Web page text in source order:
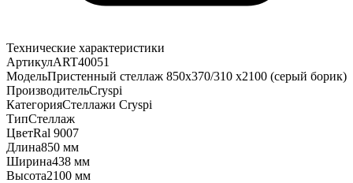
Технические характеристики
АртикулART40051
МодельПристенный стеллаж 850х370/310 х2100 (серый борик)
ПроизводительCryspi
КатегорияСтеллажи Cryspi
ТипСтеллаж
ЦветRal 9007
Длина850 мм
Ширина438 мм
Высота2100 мм